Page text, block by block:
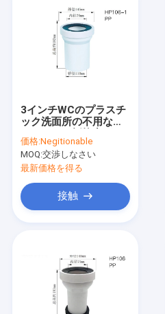
3インチWCのプラスチ
ック洗面所の不用な管
るFuelproof
価格:Negitionable
MOQ:交渉しなさい
最新価格を得る
接触